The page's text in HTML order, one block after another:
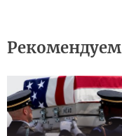
Рекомендуем